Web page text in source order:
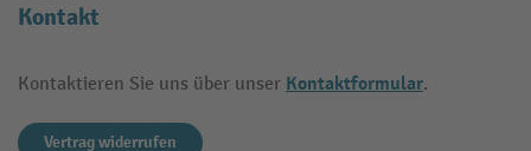
Kontakt
Kontaktieren Sie uns über unser Kontaktformular.
Vertrag widerrufen